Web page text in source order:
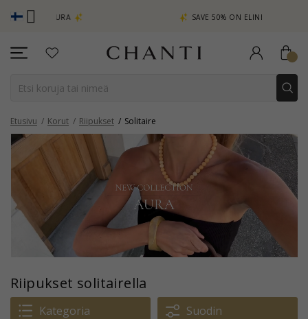
SAVE 50% ON ELINÉ
Etusivu Korut Riipukset Solitaire
Riipukset solitairella
Kategoria Suodin